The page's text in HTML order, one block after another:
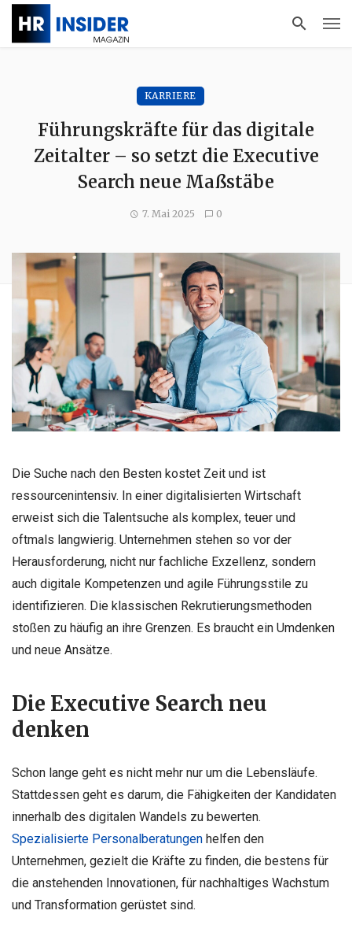
KARRIERE
Führungskräfte für das digitale
Zeitalter – so setzt die Executive
Search neue Maßstäbe
7. Mai 2025 0
Die Suche nach den Besten kostet Zeit und ist
ressourcenintensiv. In einer digitalisierten Wirtschaft
erweist sich die Talentsuche als komplex, teuer und
oftmals langwierig. Unternehmen stehen so vor der
Herausforderung, nicht nur fachliche Exzellenz, sondern
auch digitale Kompetenzen und agile Führungsstile zu
identifizieren. Die klassischen Rekrutierungsmethoden
stoßen zu häufig an ihre Grenzen. Es braucht ein Umdenken
und neue Ansätze.
Die Executive Search neu
denken
Schon lange geht es nicht mehr nur um die Lebensläufe.
Stattdessen geht es darum, die Fähigkeiten der Kandidaten
innerhalb des digitalen Wandels zu bewerten.
Spezialisierte Personalberatungen helfen den
Unternehmen, gezielt die Kräfte zu finden, die bestens für
die anstehenden Innovationen, für nachhaltiges Wachstum
und Transformation gerüstet sind.